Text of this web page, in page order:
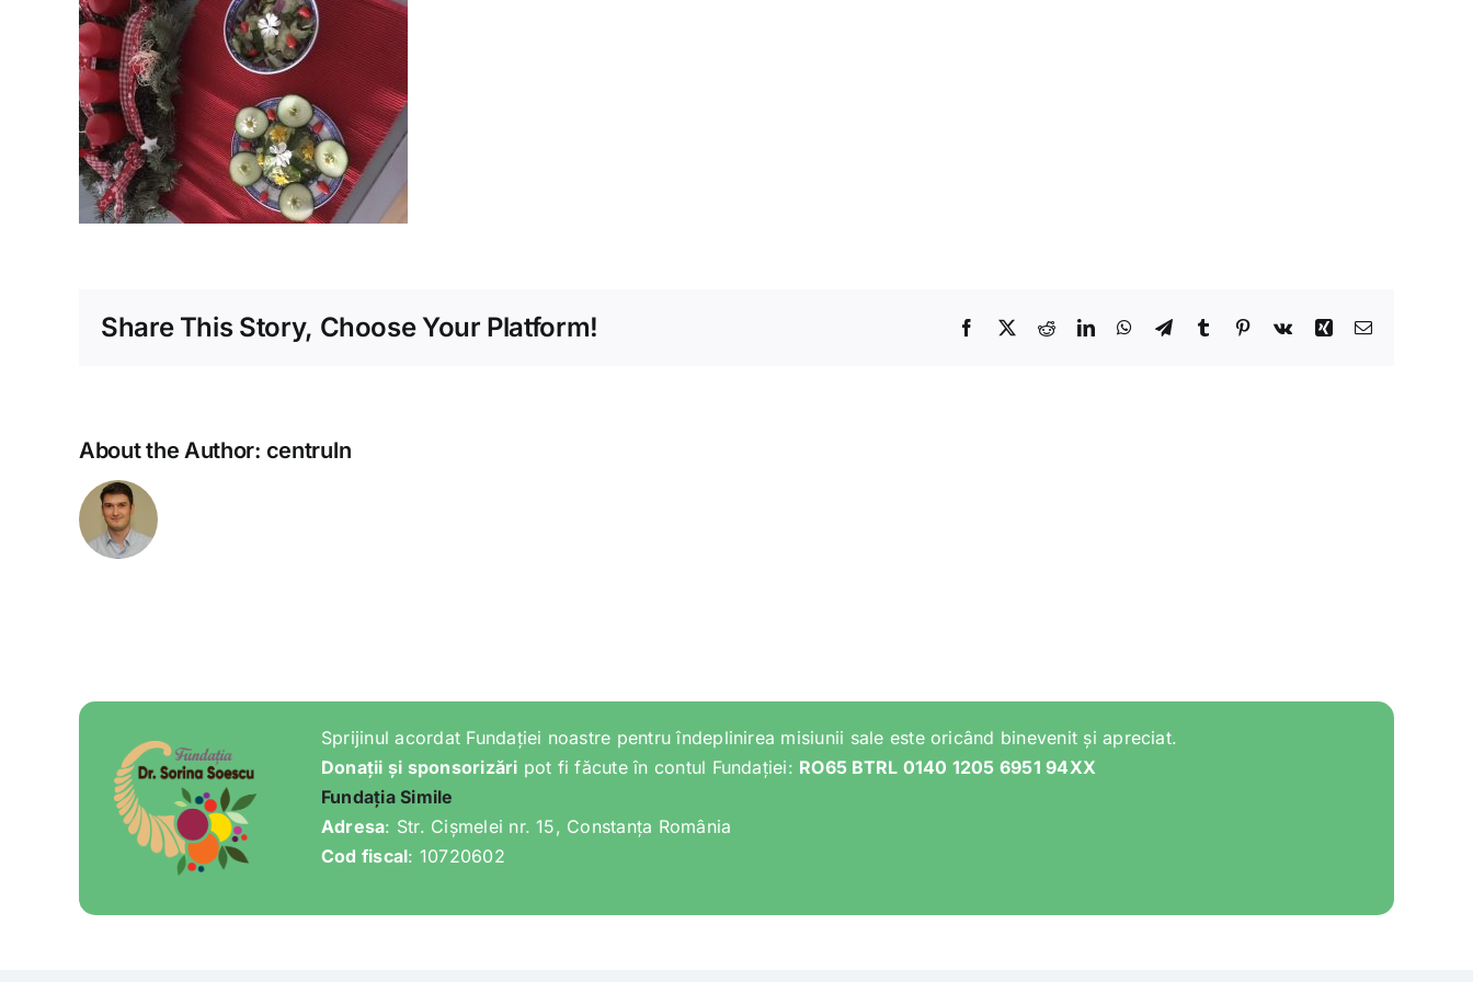
Share This Story, Choose Your Platform! Facebook
X RedditLinkedInWhatsApp
TelegramTumblr Pinterest
Vk Xing Email
About the Author: centruln
Sprijinul acordat Fundației noastre pentru îndeplinirea misiunii sale este oricând binevenit și apreciat.
Donații și sponsorizări pot fi făcute în contul Fundației: RO65 BTRL 0140 1205 6951 94XX
Fundația Simile
Adresa: Str. Cișmelei nr. 15, Constanța România
Cod fiscal: 10720602